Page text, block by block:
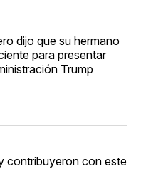
dijo que su hermano
para presentar
Trump
contribuyeron con este